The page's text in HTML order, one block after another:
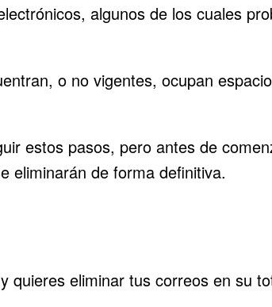
algunos de los cuales
o no vigentes, ocupan
estos pasos, pero antes de
eliminarán de forma definitiva.
quieres eliminar tus correos en su